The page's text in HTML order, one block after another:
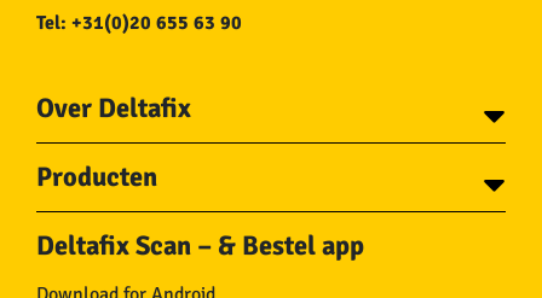
Tel: +31(0)20 655 63 90
Over Deltafix
Voor gemeentes
Over Deltafix
Producten
Schroeven
Bouten
Ketting en Toebehoren
Deltafix Scan – & Bestel app